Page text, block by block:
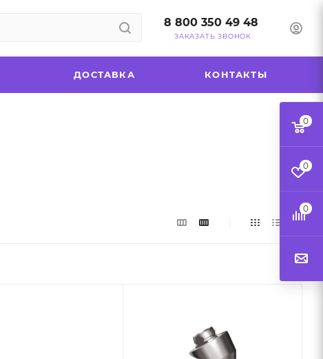
8 800 350 49 48
ЗАКАЗАТЬ ЗВОНОК
ДОСТАВКА КОНТАКТЫ
0
0
0